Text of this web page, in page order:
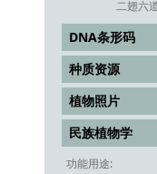
二翅六
DNA条形码
种质资源
植物照片
民族植物学
功能用途: